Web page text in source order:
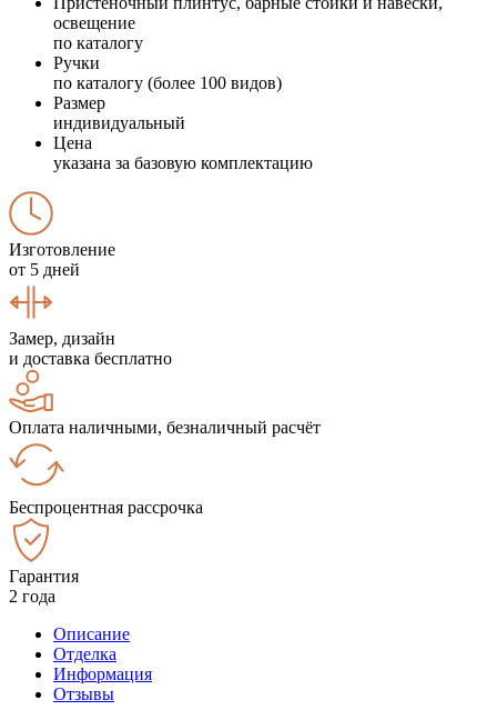
освещение
по каталогу
Ручки
по каталогу (более 100 видов)
Размер
индивидуальный
Цена
указана за базовую комплектацию
Изготовление
от 5 дней
Замер, дизайн
и доставка бесплатно
Оплата наличными, безналичный расчёт
Беспроцентная рассрочка
Гарантия
2 года
Описание
Отделка
Информация
Отзывы